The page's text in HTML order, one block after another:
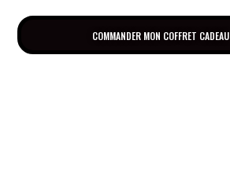
COMMANDER MON COFFRET CADEAU